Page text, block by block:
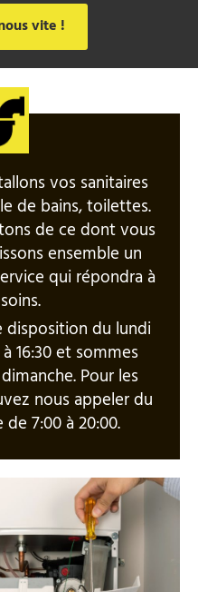
vite !
vos sanitaires
de bains, toilettes.
de ce dont vous
ensemble un
qui répondra à
disposition du lundi
16:30 et sommes
Pour les
nous appeler du
7:00 à 20:00.